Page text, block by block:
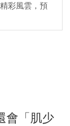
彩風雲，預
會「肌少